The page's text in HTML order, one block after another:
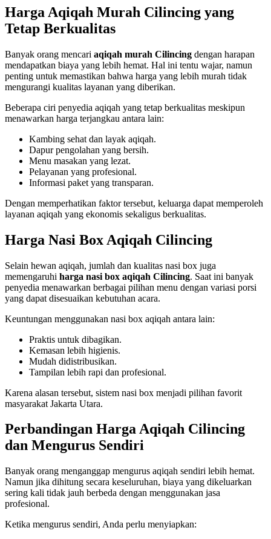
Harga Aqiqah Murah Cilincing yang
Tetap Berkualitas
Banyak orang mencari aqiqah murah Cilincing dengan harapan
mendapatkan biaya yang lebih hemat. Hal ini tentu wajar, namun
penting untuk memastikan bahwa harga yang lebih murah tidak
mengurangi kualitas layanan yang diberikan.
Beberapa ciri penyedia aqiqah yang tetap berkualitas meskipun
menawarkan harga terjangkau antara lain:
Kambing sehat dan layak aqiqah.
Dapur pengolahan yang bersih.
Menu masakan yang lezat.
Pelayanan yang profesional.
Informasi paket yang transparan.
Dengan memperhatikan faktor tersebut, keluarga dapat memperoleh
layanan aqiqah yang ekonomis sekaligus berkualitas.
Harga Nasi Box Aqiqah Cilincing
Selain hewan aqiqah, jumlah dan kualitas nasi box juga
memengaruhi harga nasi box aqiqah Cilincing. Saat ini banyak
penyedia menawarkan berbagai pilihan menu dengan variasi porsi
yang dapat disesuaikan kebutuhan acara.
Keuntungan menggunakan nasi box aqiqah antara lain:
Praktis untuk dibagikan.
Kemasan lebih higienis.
Mudah didistribusikan.
Tampilan lebih rapi dan profesional.
Karena alasan tersebut, sistem nasi box menjadi pilihan favorit
masyarakat Jakarta Utara.
Perbandingan Harga Aqiqah Cilincing
dan Mengurus Sendiri
Banyak orang menganggap mengurus aqiqah sendiri lebih hemat.
Namun jika dihitung secara keseluruhan, biaya yang dikeluarkan
sering kali tidak jauh berbeda dengan menggunakan jasa
profesional.
Ketika mengurus sendiri, Anda perlu menyiapkan: